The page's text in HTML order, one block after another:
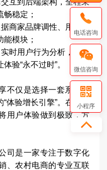
互到后端架构，全程采
稳定；
商家品牌调性、用户群
模块；
时用户行为分析，持续
验“永不过时”。
不仅是选择一套系统，
体验增长引擎”。在流量
用户体验做到极致，方
司是一家专注于数字化
、农村电商的专业互联
电话咨询
微信咨询
小程序